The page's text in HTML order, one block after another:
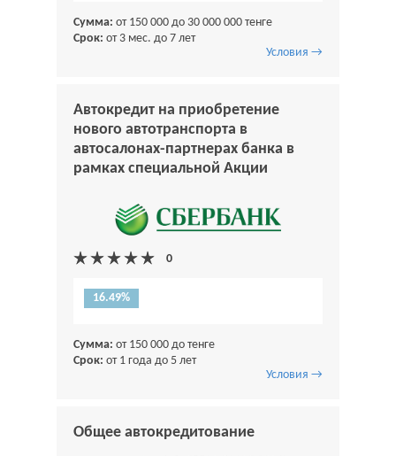
Сумма: от 150 000 до 30 000 000 тенге
Срок: от 3 мес. до 7 лет
Условия →
Автокредит на приобретение
нового автотранспорта в
автосалонах-партнерах банка в
рамках специальной Акции
16.49%
Сумма: от 150 000 до тенге
Срок: от 1 года до 5 лет
Условия →
Общее автокредитование